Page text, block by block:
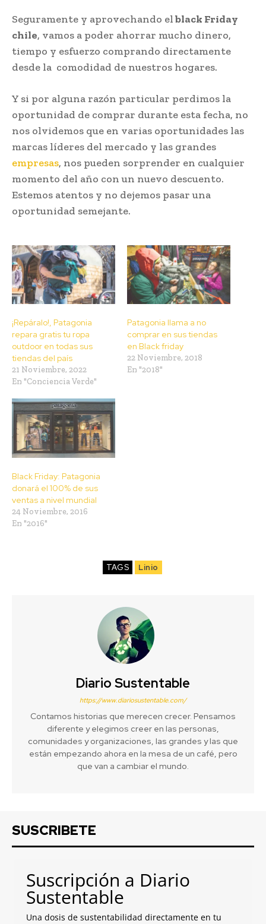
Seguramente y aprovechando elblack Friday
chile, vamos a poder ahorrar mucho dinero,
tiempo y esfuerzo comprando directamente
desde la comodidad de nuestros hogares.
Y si por alguna razón particular perdimos la
oportunidad de comprar durante esta fecha, no
nos olvidemos que en varias oportunidades las
marcas líderes del mercado y las grandes
empresas, nos pueden sorprender en cualquier
momento del año con un nuevo descuento.
Estemos atentos y no dejemos pasar una
oportunidad semejante.
¡Repáralo!, Patagonia
repara gratis tu ropa
outdoor en todas sus
tiendas del país
21 Noviembre, 2022
En "Conciencia Verde"
Patagonia llama a no
comprar en sus tiendas
en Black friday
22 Noviembre, 2018
En "2018"
Black Friday: Patagonia
donará el 100% de sus
ventas a nivel mundial
24 Noviembre, 2016
En "2016"
TAGS Linio
Diario Sustentable
https://www.diariosustentable.com/
Contamos historias que merecen crecer. Pensamos
diferente y elegimos creer en las personas,
comunidades y organizaciones, las grandes y las que
están empezando ahora en la mesa de un café, pero
que van a cambiar el mundo.
SUSCRIBETE
Suscripción a Diario
Sustentable
Una dosis de sustentabilidad directamente en tu